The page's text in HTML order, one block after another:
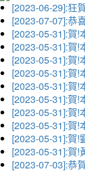
[2023-06-29]:狂
[2023-07-07]:恭
[2023-05-31]:賀!
[2023-05-31]:賀!
[2023-05-31]:賀!
[2023-05-31]:賀!
[2023-05-31]:賀!
[2023-05-31]:賀!
[2023-05-31]:賀!
[2023-05-31]:賀!
[2023-05-31]:賀!
[2023-05-31]:賀!
[2023-07-03]:恭